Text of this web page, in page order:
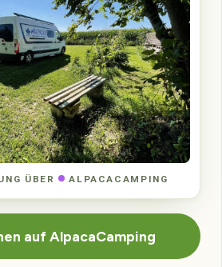
ÜBER ALPACACAMPING
auf AlpacaCamping